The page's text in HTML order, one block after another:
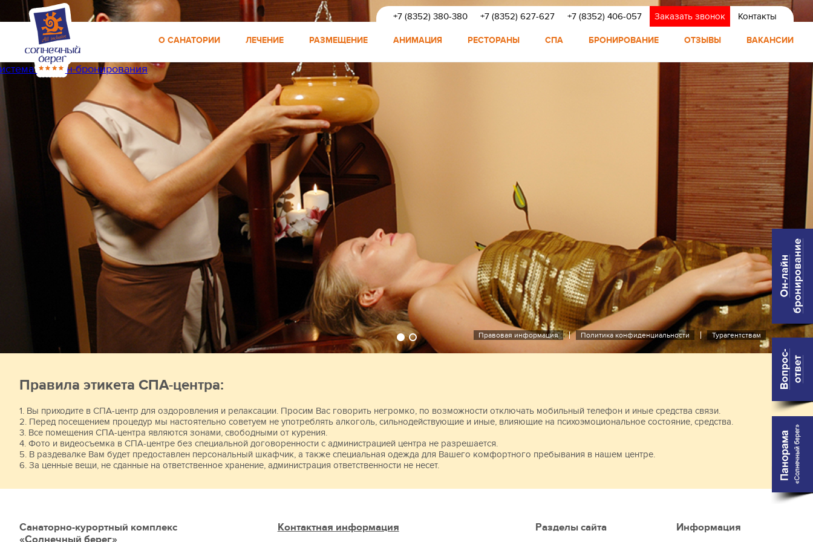
+7 (8352) 380-380 +7 (8352) 627-627 +7 (8352) 406-057 Заказать звонок Контакты
О САНАТОРИИ ЛЕЧЕНИЕ РАЗМЕЩЕНИЕ АНИМАЦИЯ РЕСТОРАНЫ СПА БРОНИРОВАНИЕ ОТЗЫВЫ ВАКАНСИИ
онлайн-бронирования
Система «Всё включено»
Питание по системе «Шведский стол»
Детская и взрослая анимация, мастер классы, пункт проката
Большой перечень программ лечения
Удобное расположение рядом с пляжем и парковой зоной
Домашняя атмосфера
Бассейны (детский, взрослый)
Правовая информация Политика конфиденциальности Турагентствам
Правила этикета СПА-центра:
1. Вы приходите в СПА-центр для оздоровления и релаксации. Просим Вас говорить негромко, по возможности отключать мобильный телефон и иные средства связи.
2. Перед посещением процедур мы настоятельно советуем не употреблять алкоголь, сильнодействующие и иные, влияющие на психоэмоциональное состояние, средства.
3. Все помещения СПА-центра являются зонами, свободными от курения.
4. Фото и видеосъемка в СПА-центре без специальной договоренности с администрацией центра не разрешается.
5. В раздевалке Вам будет предоставлен персональный шкафчик, а также специальная одежда для Вашего комфортного пребывания в нашем центре.
6. За ценные вещи, не сданные на ответственное хранение, администрация ответственности не несет.
Санаторно-курортный комплекс
«Солнечный берег»
Контактная информация Разделы сайта Информация